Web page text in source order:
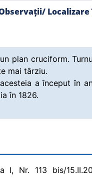
plan cruciform.
mai târziu.
a început în
în 1826.
Nr. 113 bis/